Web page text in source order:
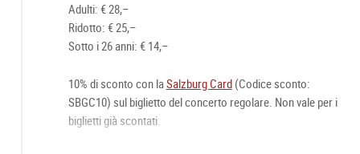
Adulti: € 28,–
Ridotto: € 25,–
Sotto i 26 anni: € 14,–
10% di sconto con laSalzburg Card(Codice sconto:
SBGC10) sul biglietto del concerto regolare. Non vale per i
biglietti già scontati.